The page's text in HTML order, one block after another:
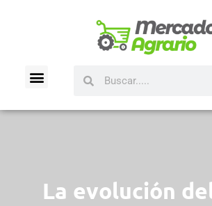
La evolución